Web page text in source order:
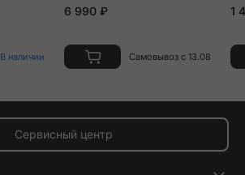
В наличии
6 990 ₽
Самовывоз с 13.08
1
Сервисный центр